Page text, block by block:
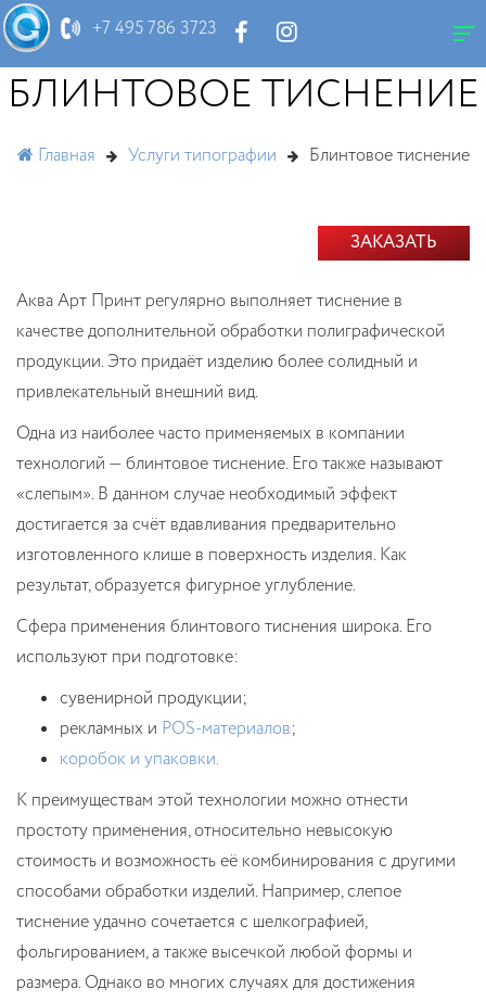
+7 495 786 3723
БЛИНТОВОЕ ТИСНЕНИЕ
Главная Услуги типографии Блинтовое тиснение
ЗАКАЗАТЬ
Аква Арт Принт регулярно выполняет тиснение в
качестве дополнительной обработки полиграфической
продукции. Это придаёт изделию более солидный и
привлекательный внешний вид.
Одна из наиболее часто применяемых в компании
технологий — блинтовое тиснение. Его также называют
«слепым». В данном случае необходимый эффект
достигается за счёт вдавливания предварительно
изготовленного клише в поверхность изделия. Как
результат, образуется фигурное углубление.
Сфера применения блинтового тиснения широка. Его
используют при подготовке:
сувенирной продукции;
рекламных и POS-материалов;
коробок и упаковки.
К преимуществам этой технологии можно отнести
простоту применения, относительно невысокую
стоимость и возможность её комбинирования с другими
способами обработки изделий. Например, слепое
тиснение удачно сочетается с шелкографией,
фольгированием, а также высечкой любой формы и
размера. Однако во многих случаях для достижения